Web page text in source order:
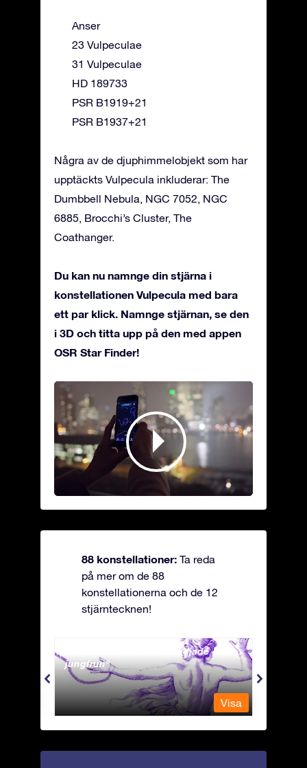
Anser
23 Vulpeculae
31 Vulpeculae
HD 189733
PSR B1919+21
PSR B1937+21
Några av de djuphimmelobjekt som har
upptäckts Vulpecula inkluderar: The
Dumbbell Nebula, NGC 7052, NGC
6885, Brocchi’s Cluster, The
Coathanger.
Du kan nu namnge din stjärna i
konstellationen Vulpecula med bara
ett par klick. Namnge stjärnan, se den
i 3D och titta upp på den med appen
OSR Star Finder!
88 konstellationer: Ta reda
på mer om de 88
konstellationerna och de 12
stjärntecknen!
Andromeda - Den fastkedjade
jungfrun
Visa